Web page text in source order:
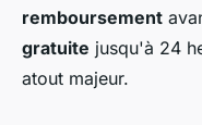
remboursement
gratuite jusqu'à 24
atout majeur.